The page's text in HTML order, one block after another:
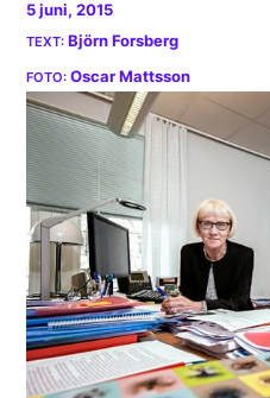
5 juni, 2015
Björn Forsberg
Oscar Mattsson